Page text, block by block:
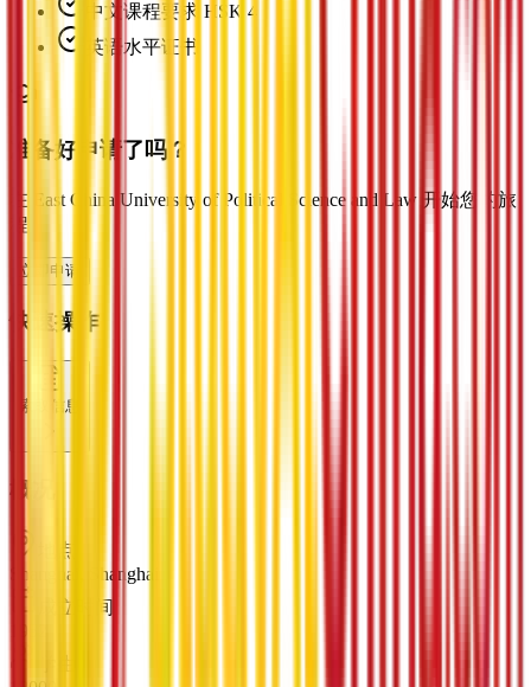
中文课程要求 HSK 4
英语水平证书
准备好申请了吗？
在 East China University of Political Science and Law 开始您的旅
程
立即申请
快速操作
索取信息
概况
地点
Shanghai, Shanghai
成立时间
1952
学生